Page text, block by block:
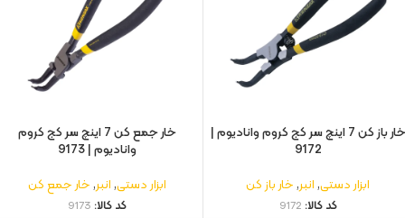
خار باز کن 7 اینچ سر کج کروم وانادیوم |
9172
ابزار دستی,انبر,خار باز کن
کد کالا: 9172
خار جمع کن 7 اینچ سر کج کروم
وانادیوم | 9173
ابزار دستی,انبر,خار جمع کن
کد کالا: 9173